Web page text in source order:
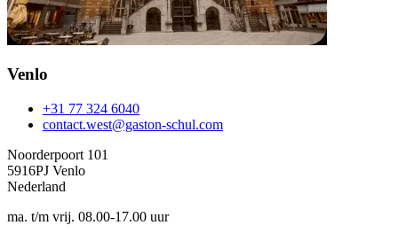
Venlo
+31 77 324 6040
contact.west@gaston-schul.com
Noorderpoort 101
5916PJ Venlo
Nederland
ma. t/m vrij. 08.00-17.00 uur